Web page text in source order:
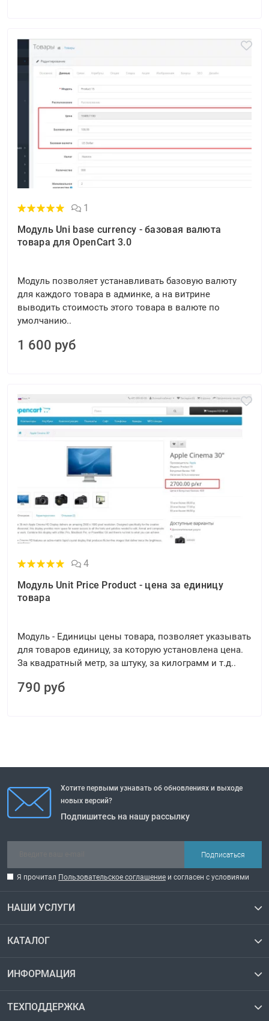
1
Модуль Uni base currency - базовая валюта
товара для OpenCart 3.0
Модуль позволяет устанавливать базовую валюту
для каждого товара в админке, а на витрине
выводить стоимость этого товара в валюте по
умолчанию..
1 600 руб
4
Модуль Unit Price Product - цена за единицу
товара
Модуль - Единицы цены товара, позволяет указывать
для товаров единицу, за которую установлена цена.
За квадратный метр, за штуку, за килограмм и т.д..
790 руб
Хотите первыми узнавать об обновлениях и выходе
новых версий?
Подпишитесь на нашу рассылку
Подписаться
Я прочитал Пользовательское соглашение и согласен с условиями
НАШИ УСЛУГИ
КАТАЛОГ
ИНФОРМАЦИЯ
ТЕХПОДДЕРЖКА